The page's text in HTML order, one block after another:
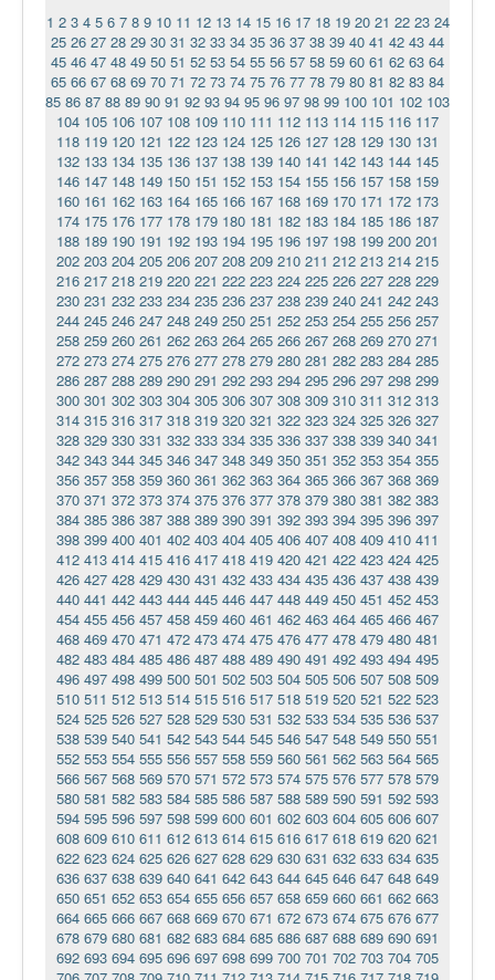
1 2 3 4 5 6 7 8 9 10 11 12 13 14 15 16 17 18 19 20 21 22 23 24
25 26 27 28 29 30 31 32 33 34 35 36 37 38 39 40 41 42 43 44
45 46 47 48 49 50 51 52 53 54 55 56 57 58 59 60 61 62 63 64
65 66 67 68 69 70 71 72 73 74 75 76 77 78 79 80 81 82 83 84
85 86 87 88 89 90 91 92 93 94 95 96 97 98 99 100 101 102 103
104 105 106 107 108 109 110 111 112 113 114 115 116 117
118 119 120 121 122 123 124 125 126 127 128 129 130 131
132 133 134 135 136 137 138 139 140 141 142 143 144 145
146 147 148 149 150 151 152 153 154 155 156 157 158 159
160 161 162 163 164 165 166 167 168 169 170 171 172 173
174 175 176 177 178 179 180 181 182 183 184 185 186 187
188 189 190 191 192 193 194 195 196 197 198 199 200 201
202 203 204 205 206 207 208 209 210 211 212 213 214 215
216 217 218 219 220 221 222 223 224 225 226 227 228 229
230 231 232 233 234 235 236 237 238 239 240 241 242 243
244 245 246 247 248 249 250 251 252 253 254 255 256 257
258 259 260 261 262 263 264 265 266 267 268 269 270 271
272 273 274 275 276 277 278 279 280 281 282 283 284 285
286 287 288 289 290 291 292 293 294 295 296 297 298 299
300 301 302 303 304 305 306 307 308 309 310 311 312 313
314 315 316 317 318 319 320 321 322 323 324 325 326 327
328 329 330 331 332 333 334 335 336 337 338 339 340 341
342 343 344 345 346 347 348 349 350 351 352 353 354 355
356 357 358 359 360 361 362 363 364 365 366 367 368 369
370 371 372 373 374 375 376 377 378 379 380 381 382 383
384 385 386 387 388 389 390 391 392 393 394 395 396 397
398 399 400 401 402 403 404 405 406 407 408 409 410 411
412 413 414 415 416 417 418 419 420 421 422 423 424 425
426 427 428 429 430 431 432 433 434 435 436 437 438 439
440 441 442 443 444 445 446 447 448 449 450 451 452 453
454 455 456 457 458 459 460 461 462 463 464 465 466 467
468 469 470 471 472 473 474 475 476 477 478 479 480 481
482 483 484 485 486 487 488 489 490 491 492 493 494 495
496 497 498 499 500 501 502 503 504 505 506 507 508 509
510 511 512 513 514 515 516 517 518 519 520 521 522 523
524 525 526 527 528 529 530 531 532 533 534 535 536 537
538 539 540 541 542 543 544 545 546 547 548 549 550 551
552 553 554 555 556 557 558 559 560 561 562 563 564 565
566 567 568 569 570 571 572 573 574 575 576 577 578 579
580 581 582 583 584 585 586 587 588 589 590 591 592 593
594 595 596 597 598 599 600 601 602 603 604 605 606 607
608 609 610 611 612 613 614 615 616 617 618 619 620 621
622 623 624 625 626 627 628 629 630 631 632 633 634 635
636 637 638 639 640 641 642 643 644 645 646 647 648 649
650 651 652 653 654 655 656 657 658 659 660 661 662 663
664 665 666 667 668 669 670 671 672 673 674 675 676 677
678 679 680 681 682 683 684 685 686 687 688 689 690 691
692 693 694 695 696 697 698 699 700 701 702 703 704 705